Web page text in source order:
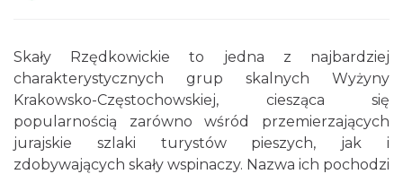
Skały Rzędkowickie to jedna z najbardziej
charakterystycznych grup skalnych Wyżyny
Krakowsko-Częstochowskiej, ciesząca się
popularnością zarówno wśród przemierzających
jurajskie szlaki turystów pieszych, jak i
zdobywających skały wspinaczy. Nazwa ich pochodzi